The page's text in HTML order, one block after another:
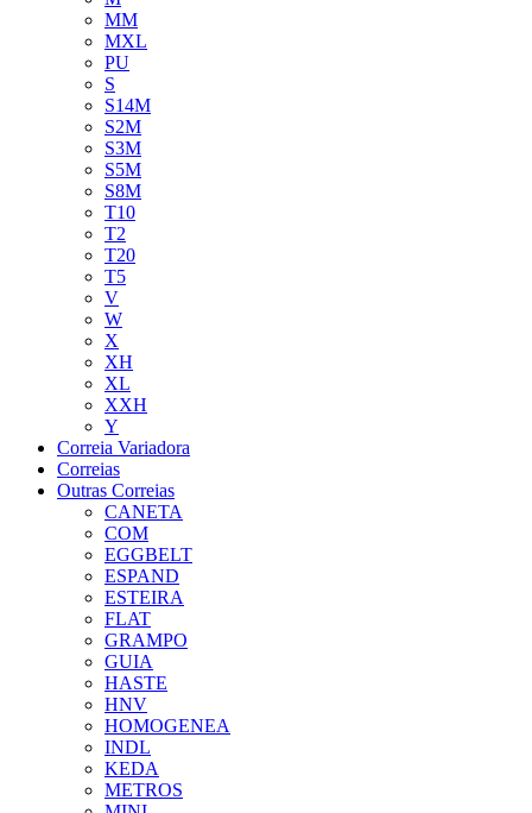
MM
MXL
PU
S
S14M
S2M
S3M
S5M
S8M
T10
T2
T20
T5
V
W
X
XH
XL
XXH
Y
Correia Variadora
Correias
Outras Correias
CANETA
COM
EGGBELT
ESPAND
ESTEIRA
FLAT
GRAMPO
GUIA
HASTE
HNV
HOMOGENEA
INDL
KEDA
METROS